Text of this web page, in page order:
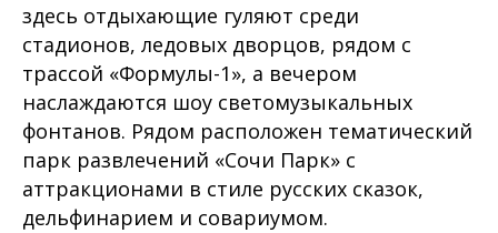
здесь отдыхающие гуляют среди
стадионов, ледовых дворцов, рядом с
трассой «Формулы-1», а вечером
наслаждаются шоу светомузыкальных
фонтанов. Рядом расположен тематический
парк развлечений «Сочи Парк» с
аттракционами в стиле русских сказок,
дельфинарием и совариумом.